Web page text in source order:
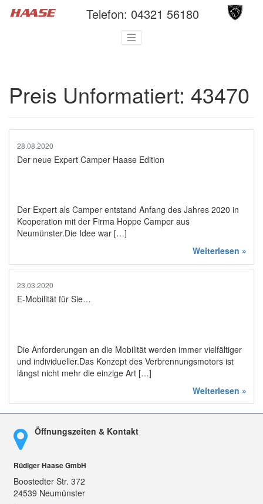
Telefon: 04321 56180
Preis Unformatiert: 43470
28.08.2020
Der neue Expert Camper Haase Edition
Der Expert als Camper entstand Anfang des Jahres 2020 in
Kooperation mit der Firma Hoppe Camper aus
Neumünster.Die Idee war […]
Weiterlesen »
23.03.2020
E-Mobilität für Sie…
Die Anforderungen an die Mobilität werden immer vielfältiger
und individueller.Das Konzept des Verbrennungsmotors ist
längst nicht mehr die einzige Art […]
Weiterlesen »
Öffnungszeiten & Kontakt
Rüdiger Haase GmbH
Boostedter Str. 372
24539 Neumünster